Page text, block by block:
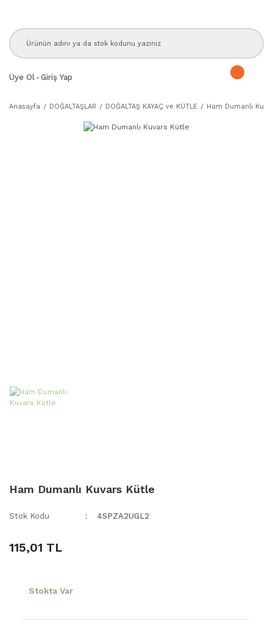
Üye Ol - Giriş Yap
Anasayfa DOĞALTAŞLAR DOĞALTAŞ KAYAÇ ve KÜTLE Ham Dumanlı
Ham Dumanlı Kuvars Kütle
Stok Kodu 4SPZA2UGL2
115,01 TL
Stokta Var